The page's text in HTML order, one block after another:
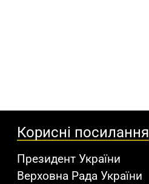
Корисні посилання
Президент України
Верховна Рада України